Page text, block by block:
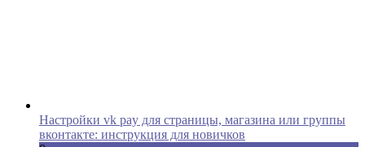
Настройки vk pay для страницы, магазина или группы
вконтакте: инструкция для новичков